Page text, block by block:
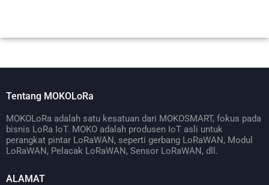
Tentang MOKOLoRa
MOKOLoRa adalah satu kesatuan dari MOKOSMART, fokus pada
bisnis LoRa IoT. MOKO adalah produsen IoT asli untuk
perangkat pintar LoRaWAN, seperti gerbang LoRaWAN, Modul
LoRaWAN, Pelacak LoRaWAN, Sensor LoRaWAN, dll.
ALAMAT